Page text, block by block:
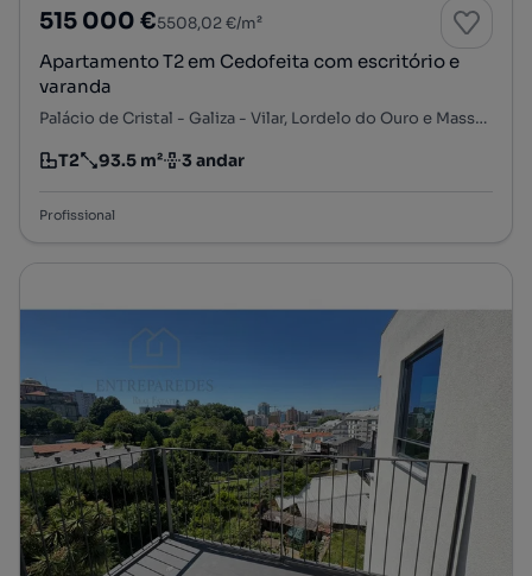
515 000 €5508,02 €/m²
Apartamento T2 em Cedofeita com escritório e
varanda
Palácio de Cristal - Galiza - Vilar, Lordelo do Ouro e Massarelos, Porto, Porto
Tipologia
T2
Preço por metro quadrado
93.5 m²
Andar 3 andar
Profissional